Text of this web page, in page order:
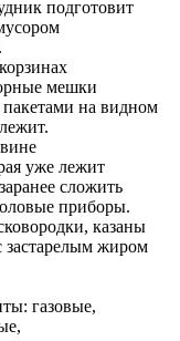
подготовит
мешки
пакетами на видном
уже лежит
сложить
приборы.
казаны
застарелым жиром
газовые,